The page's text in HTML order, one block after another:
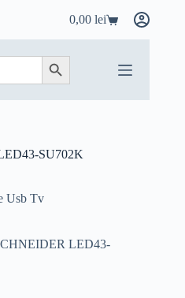
Coș
de
cumpărături
0,00lei
Search Button
SU702K
Usb Tv
LED43-